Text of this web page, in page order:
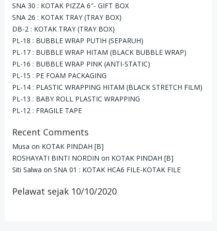
SNA 30 : KOTAK PIZZA 6″- GIFT BOX
SNA 26 : KOTAK TRAY (TRAY BOX)
DB-2 : KOTAK TRAY (TRAY BOX)
PL-18 : BUBBLE WRAP PUTIH (SEPARUH)
PL-17 : BUBBLE WRAP HITAM (BLACK BUBBLE WRAP)
PL-16 : BUBBLE WRAP PINK (ANTI-STATIC)
PL-15 : PE FOAM PACKAGING
PL-14 : PLASTIC WRAPPING HITAM (BLACK STRETCH FILM)
PL-13 : BABY ROLL PLASTIC WRAPPING
PL-12 : FRAGILE TAPE
Recent Comments
Musa on KOTAK PINDAH [B]
ROSHAYATI BINTI NORDIN on KOTAK PINDAH [B]
Siti Salwa on SNA 01 : KOTAK HCA6 FILE-KOTAK FILE
Pelawat sejak 10/10/2020